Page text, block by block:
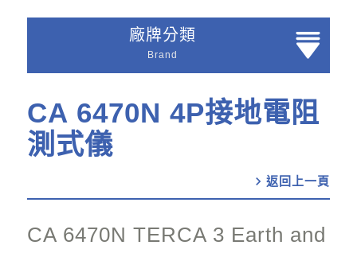
廠牌分類
Brand
CA 6470N 4P接地電阻
測式儀
chevron_right
CA 6470N TERCA 3 Earth and